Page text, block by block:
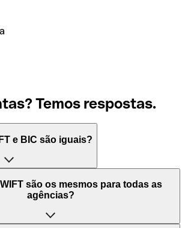
Temos respostas.
e BIC são iguais?
significa "Society for Worldwide
Telecommunication (Sociedade para
de uma rede mundial onde se
são os mesmos para todas as
agências?